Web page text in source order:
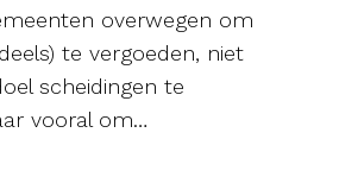
overwegen om
te vergoeden, niet
scheidingen te
vooral om…